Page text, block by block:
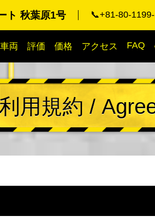
ト 秋葉原1号 📞+81-80-
車両 評価 価格 アクセス FAQ
用規約 /